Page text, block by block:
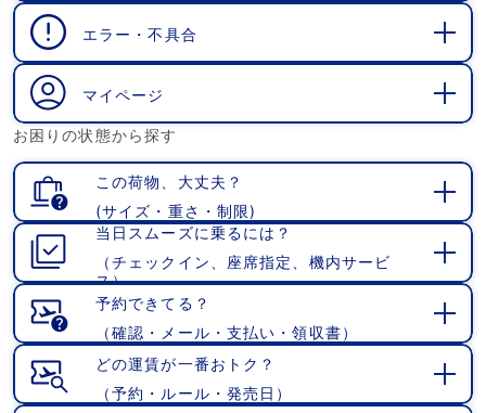
エラー・不具合
マイページ
お困りの状態から探す
この荷物、大丈夫？
(サイズ・重さ・制限)
当日スムーズに乗るには？
（チェックイン、座席指定、機内サービ
ス）
予約できてる？
（確認・メール・支払い・領収書）
どの運賃が一番おトク？
（予約・ルール・発売日）